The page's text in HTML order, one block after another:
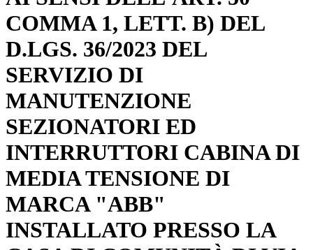
COMMA 1, LETT. B) DEL
D.LGS. 36/2023 DEL
SERVIZIO DI
MANUTENZIONE
SEZIONATORI ED
INTERRUTTORI CABINA DI
MEDIA TENSIONE DI
MARCA "ABB"
INSTALLATO PRESSO LA